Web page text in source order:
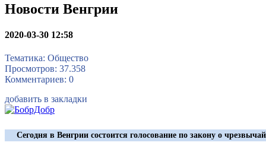
Новости Венгрии
2020-03-30 12:58
Тематика: Общество
Просмотров: 37.358
Комментариев: 0
добавить в закладки
Сегодня в Венгрии состоится голосование по закону о